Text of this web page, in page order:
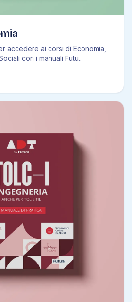
accedere ai corsi di Economia,
con i manuali Futu...